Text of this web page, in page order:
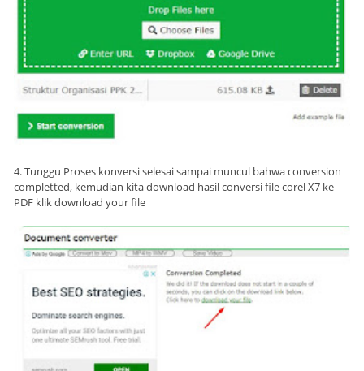
4. Tunggu Proses konversi selesai sampai muncul bahwa conversion
completted, kemudian kita download hasil conversi file corel X7 ke
PDF klik download your file